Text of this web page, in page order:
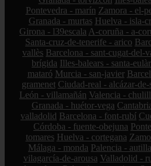
Pontevedra - marín Zamora - el-
Granada - murtas Huelva - isla-
Girona - l39escala A-coruña - a-
Santa-cruz-de-tenerife - arico
vallès Barcelona - sant-cugat-del-
brígida Illes-balears - santa-
mataró Murcia - san-javier
gramenet Ciudad-real - alcázar-de-
León - villamañán Valencia -
Granada - huétor-vega
valladolid Barcelona - font-rubí
Córdoba - fuente-obejuna
tomares Huelva - cortegana
Málaga - monda Palencia -
vilagarcía-de-arousa Valladolid -